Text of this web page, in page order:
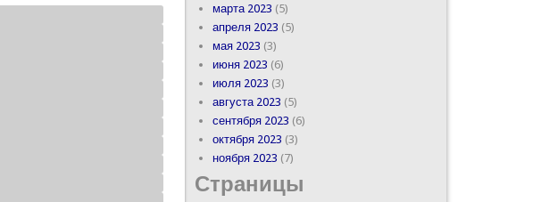
марта 2023 (5)
апреля 2023 (5)
мая 2023 (3)
июня 2023 (6)
июля 2023 (3)
августа 2023 (5)
сентября 2023 (6)
октября 2023 (3)
ноября 2023 (7)
Страницы